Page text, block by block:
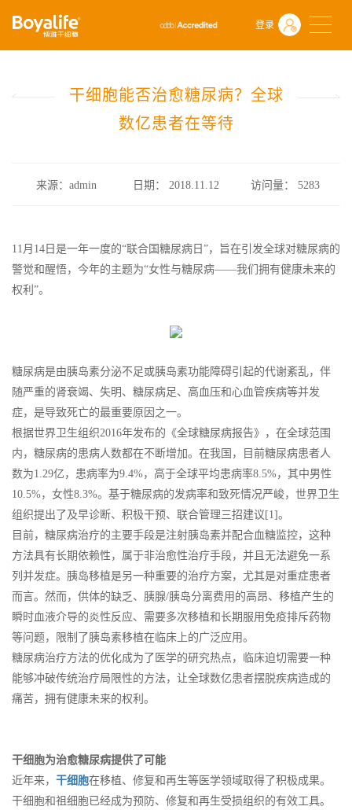
登录
首页 什么是干细胞
前沿动态
干细胞能否治愈糖尿病？全球数亿患者在等待
干细胞能否治愈糖尿病？全球
数亿患者在等待
来源：admin 日期： 2018.11.12 访问量：5283
11月14日是一年一度的“联合国糖尿病日”，旨在引发全球对糖尿病的
警觉和醒悟，今年的主题为“女性与糖尿病——我们拥有健康未来的
权利”。
糖尿病是由胰岛素分泌不足或胰岛素功能障碍引起的代谢紊乱，伴
随严重的肾衰竭、失明、糖尿病足、高血压和心血管疾病等并发
症，是导致死亡的最重要原因之一。
根据世界卫生组织2016年发布的《全球糖尿病报告》，在全球范围
内，糖尿病的患病人数都在不断增加。在我国，目前糖尿病患者人
数为1.29亿，患病率为9.4%，高于全球平均患病率8.5%，其中男性
10.5%，女性8.3%。基于糖尿病的发病率和致死情况严峻，世界卫生
组织提出了及早诊断、积极干预、联合管理三招建议[1]。
目前，糖尿病治疗的主要手段是注射胰岛素并配合血糖监控，这种
方法具有长期依赖性，属于非治愈性治疗手段，并且无法避免一系
列并发症。胰岛移植是另一种重要的治疗方案，尤其是对重症患者
而言。然而，供体的缺乏、胰腺/胰岛分离费用的高昂、移植产生的
瞬时血液介导的炎性反应、需要多次移植和长期服用免疫排斥药物
等问题，限制了胰岛素移植在临床上的广泛应用。
糖尿病治疗方法的优化成为了医学的研究热点，临床迫切需要一种
能够冲破传统治疗局限性的方法，让全球数亿患者摆脱疾病造成的
痛苦，拥有健康未来的权利。
干细胞为治愈糖尿病提供了可能
近年来， 干细胞在移植、修复和再生等医学领域取得了积极成果。
干细胞和祖细胞已经成为预防、修复和再生受损组织的有效工具。